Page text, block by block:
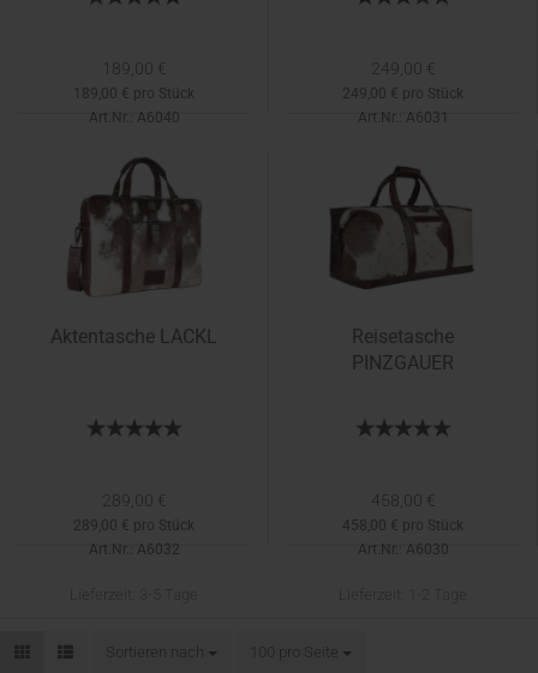
189,00 €
189,00 € pro Stück
Art.Nr.: A6040
ca. 3 - 5 Tage
249,00 €
249,00 € pro Stück
Art.Nr.: A6031
Lieferzeit:3-5 Tage
Aktentasche LACKL
289,00 €
289,00 € pro Stück
Art.Nr.: A6032
Reisetasche
PINZGAUER
458,00 €
458,00 € pro Stück
Art.Nr.: A6030
Sortieren nach
Sortieren nach 100 pro Seite
pro Seite